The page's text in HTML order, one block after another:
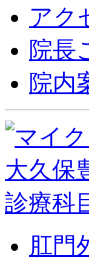
アク
院長
院内
肛門